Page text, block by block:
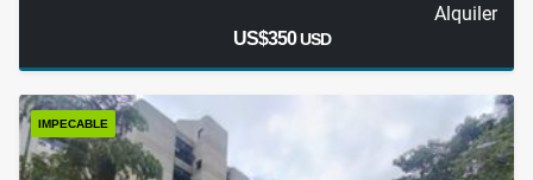
Alquiler
US$350USD
IMPECABLE